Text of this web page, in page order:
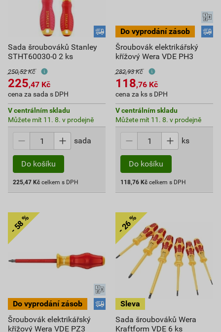
Sada šroubováků Stanley
STHT60030-0 2 ks
250,52 Kč
225,47 Kč
cena za sada s DPH
V centrálním skladu
Můžete mít 11. 8. v prodejně
sada
Do košíku
225,47 Kč celkem s DPH
Šroubovák elektrikářský
křížový Wera VDE PH3
282,93 Kč
118,76 Kč
cena za ks s DPH
V centrálním skladu
Můžete mít 11. 8. v prodejně
ks
Do košíku
118,76 Kč celkem s DPH
Šroubovák elektrikářský
křížový Wera VDE PZ3
Sada šroubováků Wera
Kraftform VDE 6 ks